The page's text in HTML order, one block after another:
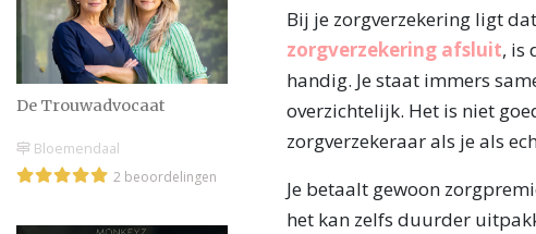
De Trouwadvocaat
Bloemendaal
2 beoordelingen
Bij je zorgverzekering ligt
zorgverzekering afsluit, is
handig. Je staat immers
overzichtelijk. Het is niet
zorgverzekeraar als je als
Je betaalt gewoon
het kan zelfs duurder